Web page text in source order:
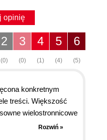
opinię
6
(5)
5
(4)
4
(1)
3
(0)
2
(0)
konkretnym
treści. Większość
wielostronnicowe
nikomu
ma już jakieś
Rozwiń »